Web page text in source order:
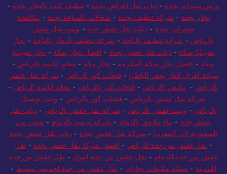
ورش مبيدات بجدة -دباب نقل اغراض بجدة -تنظيف كنب بالبخار بجدة -
نجار بجدة - شركة تنظيف بجدة - شغالات بالساعة بجدة - مكافحة
حشرات بجدة - دباب نقل عفش جده - ونيت نقل عفش
بالرياض - شركة تنظيف بالباحة - شركة تنظيف بالبخار بالباحة - نجار
موبيليا بمكة -دباب نقل عفش بجدة - افضل نجار بمكة - نجار موبيليا
بمكة - افضل نجار بمكة المكرمة - نجار مكة - معلم لياسة بالرياض -
صيانة افران الغاز بحفر الباطن - فتحات كور الرياض - شركة نقل عفش
بالرياض - مليس بالرياض - فتحات كور بالرياض - معلم لياسة الرياض -
شركة نقل عفش بالرياض - فتحات كور بالرياض - ونيت توصيل
بالرياض - ونيت عفش بالرياض - شركة نقل عفش بالرياض -دباب نقل
عفش جدة - بناء ملاحق بالدمام - شركة ترميم بالدمام - شحن من
السعودية الى المغرب - شركة نقل عفش بجدة - دباب نقل عفش بجدة
- نقل عفش من جدة للرياض - أفضل شركة نقل عفش بجدة - نقل
عفش من جدة للدمام - نقل عفش من جدة لتبوك - نقل عفش من جدة
للمدينة - صيانة مكيفات بجازان - نقل عفش من جدة لخميس مشيط -